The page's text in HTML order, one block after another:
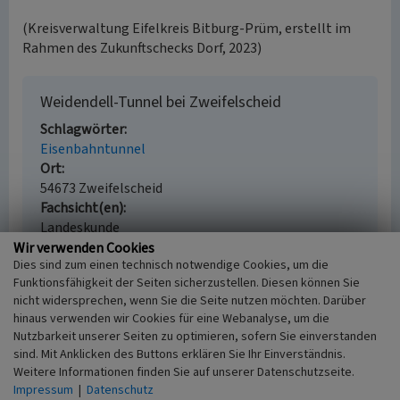
(Kreisverwaltung Eifelkreis Bitburg-Prüm, erstellt im
Rahmen des Zukunftschecks Dorf, 2023)
Weidendell-Tunnel bei Zweifelscheid
Schlagwörter
Eisenbahntunnel
Ort
54673 Zweifelscheid
Fachsicht(en)
Landeskunde
Erfassungsmaßstab
i.d.R. 1:5.000 (größer als 1:20.000)
Erfassungsmethode
Literaturauswertung, Vor Ort Dokumentation
Empfohlene Zitierweise
Wir verwenden Cookies
Dies sind zum einen technisch notwendige Cookies, um die
Funktionsfähigkeit der Seiten sicherzustellen. Diesen können Sie
nicht widersprechen, wenn Sie die Seite nutzen möchten. Darüber
hinaus verwenden wir Cookies für eine Webanalyse, um die
Nutzbarkeit unserer Seiten zu optimieren, sofern Sie einverstanden
sind. Mit Anklicken des Buttons erklären Sie Ihr Einverständnis.
Weitere Informationen finden Sie auf unserer Datenschutzseite.
Impressum | Datenschutz